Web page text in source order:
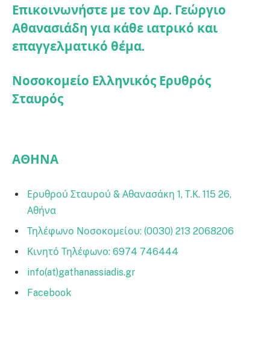
Επικοινωνήστε με τον Δρ. Γεώργιο
Αθανασιάδη για κάθε ιατρικό και
επαγγελματικό θέμα.
Νοσοκομείο Ελληνικός Ερυθρός
Σταυρός
ΑΘΗΝΑ
Ερυθρού Σταυρού & Αθανασάκη 1, Τ.Κ. 115 26,
Αθήνα
Τηλέφωνο Νοσοκομείου: (0030) 213 2068206
Κινητό Τηλέφωνο: 6974 746444
info(at)gathanassiadis.gr
Facebook